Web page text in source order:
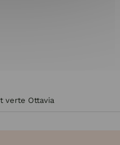
verte Ottavia